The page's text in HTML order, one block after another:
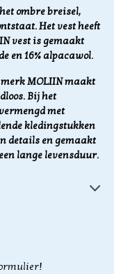
ombre breisel,
Het vest heeft
vest is gemaakt
en 16% alpacawol.
MOLIIN maakt
Bij het
met
kledingstukken
details en gemaakt
lange levensduur.